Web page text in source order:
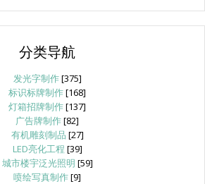
分类导航
发光字制作[375]
标识标牌制作[168]
灯箱招牌制作[137]
广告牌制作[82]
有机雕刻制品 [27]
LED亮化工程 [39]
城市楼宇泛光照明 [59]
喷绘写真制作[9]